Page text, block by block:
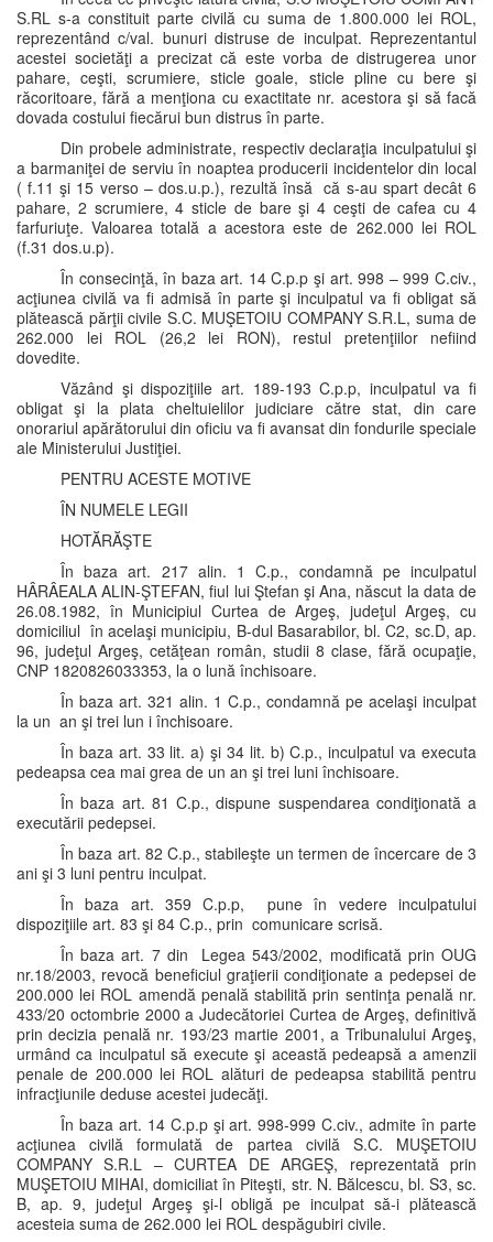
S.RL s-a constituit parte civilă cu suma de 1.800.000 lei ROL,
reprezentând c/val. bunuri distruse de inculpat. Reprezentantul
acestei societăţi a precizat că este vorba de distrugerea unor
pahare, ceşti, scrumiere, sticle goale, sticle pline cu bere şi
răcoritoare, fără a menţiona cu exactitate nr. acestora şi să facă
dovada costului fiecărui bun distrus în parte.
Din probele administrate, respectiv declaraţia inculpatului şi
a barmaniţei de serviu în noaptea producerii incidentelor din local
( f.11 şi 15 verso – dos.u.p.), rezultă însă că s-au spart decât 6
pahare, 2 scrumiere, 4 sticle de bare şi 4 ceşti de cafea cu 4
farfuriuţe. Valoarea totală a acestora este de 262.000 lei ROL
(f.31 dos.u.p).
În consecinţă, în baza art. 14 C.p.p şi art. 998 – 999 C.civ.,
acţiunea civilă va fi admisă în parte şi inculpatul va fi obligat să
plătească părţii civile S.C. MUŞETOIU COMPANY S.R.L, suma de
262.000 lei ROL (26,2 lei RON), restul pretenţiilor nefiind
dovedite.
Văzând şi dispoziţiile art. 189-193 C.p.p, inculpatul va fi
obligat şi la plata cheltuielilor judiciare către stat, din care
onorariul apărătorului din oficiu va fi avansat din fondurile speciale
ale Ministerului Justiţiei.
PENTRU ACESTE MOTIVE
ÎN NUMELE LEGII
HOTĂRĂŞTE
În baza art. 217 alin. 1 C.p., condamnă pe inculpatul
HÂRÂEALA ALIN-ŞTEFAN, fiul lui Ştefan şi Ana, născut la data de
26.08.1982, în Municipiul Curtea de Argeş, judeţul Argeş, cu
domiciliul în acelaşi municipiu, B-dul Basarabilor, bl. C2, sc.D, ap.
96, judeţul Argeş, cetăţean român, studii 8 clase, fără ocupaţie,
CNP 1820826033353, la o lună închisoare.
În baza art. 321 alin. 1 C.p., condamnă pe acelaşi inculpat
la un an şi trei lun i închisoare.
În baza art. 33 lit. a) şi 34 lit. b) C.p., inculpatul va executa
pedeapsa cea mai grea de un an şi trei luni închisoare.
În baza art. 81 C.p., dispune suspendarea condiţionată a
executării pedepsei.
În baza art. 82 C.p., stabileşte un termen de încercare de 3
ani şi 3 luni pentru inculpat.
În baza art. 359 C.p.p, pune în vedere inculpatului
dispoziţiile art. 83 şi 84 C.p., prin comunicare scrisă.
În baza art. 7 din Legea 543/2002, modificată prin OUG
nr.18/2003, revocă beneficiul graţierii condiţionate a pedepsei de
200.000 lei ROL amendă penală stabilită prin sentinţa penală nr.
433/20 octombrie 2000 a Judecătoriei Curtea de Argeş, definitivă
prin decizia penală nr. 193/23 martie 2001, a Tribunalului Argeş,
urmând ca inculpatul să execute şi această pedeapsă a amenzii
penale de 200.000 lei ROL alături de pedeapsa stabilită pentru
infracţiunile deduse acestei judecăţi.
În baza art. 14 C.p.p şi art. 998-999 C.civ., admite în parte
acţiunea civilă formulată de partea civilă S.C. MUŞETOIU
COMPANY S.R.L – CURTEA DE ARGEŞ, reprezentată prin
MUŞETOIU MIHAI, domiciliat în Piteşti, str. N. Bălcescu, bl. S3, sc.
B, ap. 9, judeţul Argeş şi-l obligă pe inculpat să-i plătească
acesteia suma de 262.000 lei ROL despăgubiri civile.